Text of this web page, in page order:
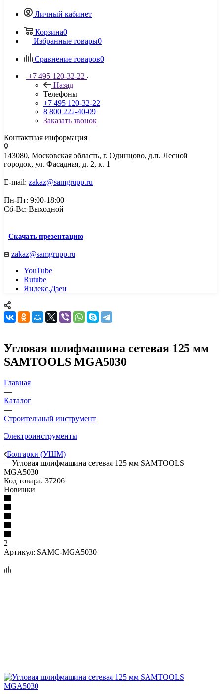
Личный кабинет
Корзина0
Избранные товары0
Сравнение товаров0
+7 495 120-32-22
Назад
Телефоны
+7 495 120-32-22
8 800 222-40-09
Заказать звонок
Контактная информация
143080, Mосковская область, г. Одинцово, д.п. Лесной
городок, ул. Фасадная, д. 2, к. 1
E-mail: zakaz@samgrupp.ru
Пн-Пт: 9:00-18:00
Сб-Вс: Выходной
Скачать презентацию
zakaz@samgrupp.ru
YouTube
Rutube
Яндекс.Дзен
Угловая шлифмашина сетевая 125 мм
SAMTOOLS MGA5030
Главная
—
Каталог
—
Строительный инструмент
—
Электроинструменты
—
Болгарки (УШМ)
—Угловая шлифмашина сетевая 125 мм SAMTOOLS
MGA5030
Код товара: 37206
Новинки
2
Артикул: SAMC-MGA5030